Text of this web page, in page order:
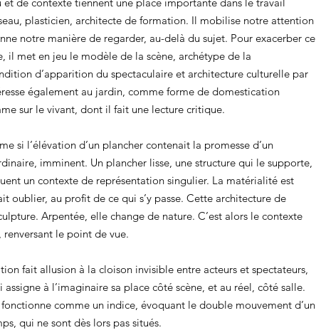
plasticien, architecte de formation. Il mobilise notre attention
notre manière de regarder, au-delà du sujet. Pour exacerber ce
il met en jeu le modèle de la scène, archétype de la
d’apparition du spectaculaire et architecture culturelle par
également au jardin, comme forme de domestication
sur le vivant, dont il fait une lecture critique.
si l’élévation d’un plancher contenait la promesse d’un
imminent. Un plancher lisse, une structure qui le supporte,
un contexte de représentation singulier. La matérialité est
oublier, au profit de ce qui s’y passe. Cette architecture de
Arpentée, elle change de nature. C’est alors le contexte
le point de vue.
fait allusion à la cloison invisible entre acteurs et spectateurs,
à l’imaginaire sa place côté scène, et au réel, côté salle.
comme un indice, évoquant le double mouvement d’un
qui ne sont dès lors pas situés.